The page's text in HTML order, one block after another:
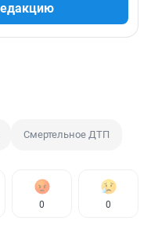
Смертельное ДТП
0 0